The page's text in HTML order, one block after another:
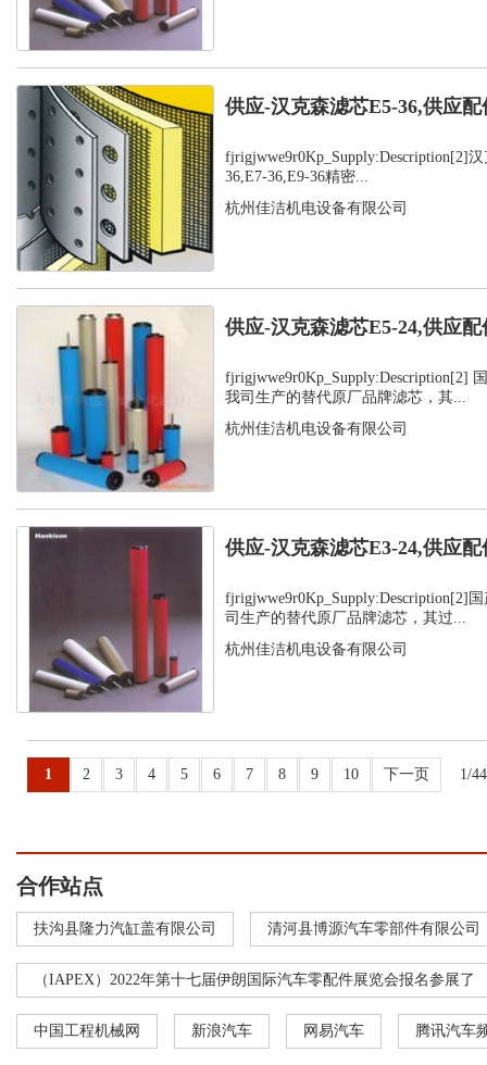
供应-汉克森滤芯E5-36,供应配
fjrigjwwe9r0Kp_Supply:Description[2]
36,E7-36,E9-36精密...
杭州佳洁机电设备有限公司
供应-汉克森滤芯E5-24,供应配
fjrigjwwe9r0Kp_Supply:Description[2]
我司生产的替代原厂品牌滤芯，其...
杭州佳洁机电设备有限公司
供应-汉克森滤芯E3-24,供应配
fjrigjwwe9r0Kp_Supply:Description[2]
司生产的替代原厂品牌滤芯，其过...
杭州佳洁机电设备有限公司
1 2 3 4 5 6 7 8 9 10 下一页 1/
合作站点
扶沟县隆力汽缸盖有限公司 清河县博源汽车零部件有限公司
（IAPEX）2022年第十七届伊朗国际汽车零配件展览会报名参展了
中国工程机械网 新浪汽车 网易汽车 腾讯汽车